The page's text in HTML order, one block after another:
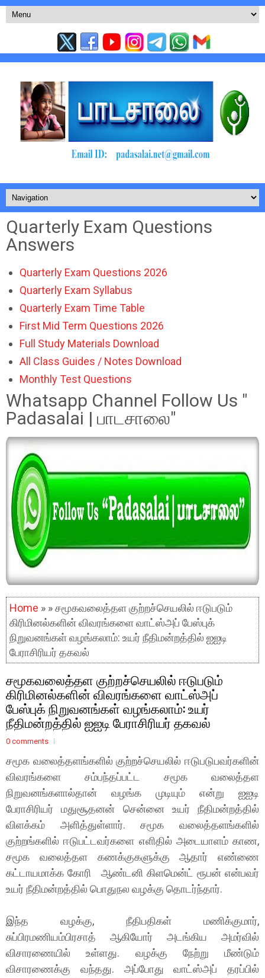
Quarterly Exam Questions
Answers
Quarterly Exam Questions 2026
Quarterly Exam Syllabus
Quarterly Exam Time Table
First Mid Term Questions 2026
Full Study Materials Download
All Class Guides / Notes Download
Monthly Test Questions
Whatsapp Channel Follow Us "
Padasalai | பாடசாலை"
Home » » சமூகவலைத்தள குற்றச்செயலில் ஈடுபடும்
கிரிமினல்களின் விவரங்களை வாட்ஸ்அப் பேஸ்புக்
நிறுவனங்கள் வழங்கலாம்: உயர் நீதிமன்றத்தில் ஐஐடி
பேராசிரியர் தகவல்
சமூகவலைத்தள குற்றச்செயலில் ஈடுபடும்
கிரிமினல்களின் விவரங்களை வாட்ஸ்அப்
பேஸ்புக் நிறுவனங்கள் வழங்கலாம்: உயர்
நீதிமன்றத்தில் ஐஐடி பேராசிரியர் தகவல்
0 comments
சமூக வலைத்தளங்களில் குற்றச்செயலில் ஈடுபடுபவர்களின்
விவரங்களை சம்பந்தப்பட்ட சமூக வலைத்தள
நிறுவனங்களால்தான் வழங்க முடியும் என்று ஐஐடி
பேராசிரியர் மதுசூதனன் சென்னை உயர் நீதிமன்றத்தில்
விளக்கம் அளித்துள்ளார். சமூக வலைத்தளங்களில்
குற்றங்களில் ஈடுபட்டவர்களை எளிதில் அடையாளம் காண,
சமூக வலைத்தள கணக்குகளுக்கு ஆதார் எண்ணை
கட்டாயமாக்க கோரி ஆண்டனி கிளமென்ட் ரூபன் என்பவர்
உயர் நீதிமன்றத்தில் பொதுநல வழக்கு தொடர்ந்தார்.
இந்த வழக்கு, நீதிபதிகள் மணிக்குமார்,
சுப்பிரமணியம்பிரசாத் ஆகியோர் அடங்கிய அமர்வில்
விசாரணையில் உள்ளது. வழக்கு நேற்று மீண்டும்
விசாரணைக்கு வந்தது. அப்போது வாட்ஸ்அப் தரப்பில்